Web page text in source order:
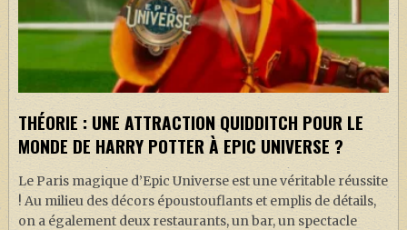
THÉORIE : UNE ATTRACTION QUIDDITCH POUR LE
MONDE DE HARRY POTTER À EPIC UNIVERSE ?
Le Paris magique d’Epic Universe est une véritable réussite
! Au milieu des décors époustouflants et emplis de détails,
on a également deux restaurants, un bar, un spectacle